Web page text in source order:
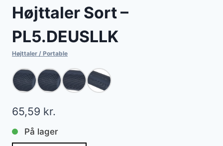
Højttaler Sort –
PL5.DEUSLLK
Højttaler / Portable
65,59 kr.
På lager